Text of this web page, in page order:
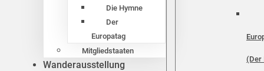
Die Hymne
Der
Europatag
Mitgliedstaaten
Wanderausstellung
(Der